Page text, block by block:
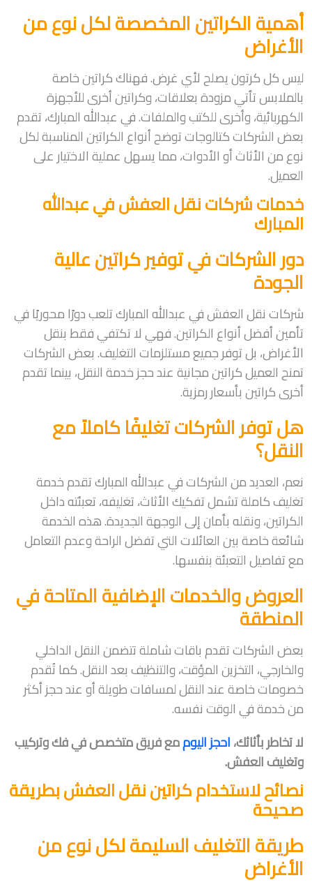
أهمية الكراتين المخصصة لكل نوع من
الأغراض
ليس كل كرتون يصلح لأي غرض. فهناك كراتين خاصة
بالملابس تأتي مزودة بعلاقات، وكراتين أخرى للأجهزة
الكهربائية، وأخرى للكتب والملفات. في عبدالله المبارك، تقدم
بعض الشركات كتالوجات توضح أنواع الكراتين المناسبة لكل
نوع من الأثاث أو الأدوات، مما يسهل عملية الاختيار على
العميل.
خدمات شركات نقل العفش في عبدالله
المبارك
دور الشركات في توفير كراتين عالية
الجودة
شركات نقل العفش في عبدالله المبارك تلعب دورًا محوريًا في
تأمين أفضل أنواع الكراتين. فهي لا تكتفي فقط بنقل
الأغراض، بل توفر جميع مستلزمات التغليف. بعض الشركات
تمنح العميل كراتين مجانية عند حجز خدمة النقل، بينما تقدم
أخرى كراتين بأسعار رمزية.
هل توفر الشركات تغليفًا كاملاً مع
النقل؟
نعم، العديد من الشركات في عبدالله المبارك تقدم خدمة
تغليف كاملة تشمل تفكيك الأثاث، تغليفه، تعبئته داخل
الكراتين، ونقله بأمان إلى الوجهة الجديدة. هذه الخدمة
شائعة خاصة بين العائلات التي تفضل الراحة وعدم التعامل
مع تفاصيل التعبئة بنفسها.
العروض والخدمات الإضافية المتاحة في
المنطقة
بعض الشركات تقدم باقات شاملة تتضمن النقل الداخلي
والخارجي، التخزين المؤقت، والتنظيف بعد النقل. كما تُقدم
خصومات خاصة عند النقل لمسافات طويلة أو عند حجز أكثر
من خدمة في الوقت نفسه.
لا تخاطر بأثاثك،احجز اليوممع فريق متخصص في فك وتركيب
وتغليف العفش.
نصائح لاستخدام كراتين نقل العفش بطريقة
صحيحة
طريقة التغليف السليمة لكل نوع من
الأغراض